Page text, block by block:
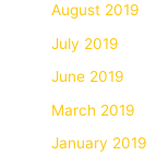
August 2019
July 2019
June 2019
March 2019
January 2019